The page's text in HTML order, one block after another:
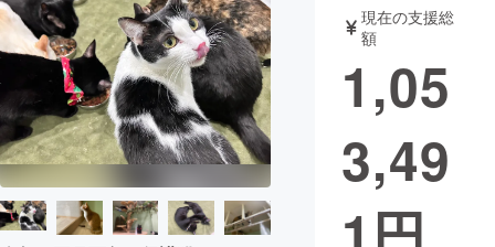
アート・写真 音楽
テクノロジー・ガジェット ゲーム・サ
映像・映画
ビジネス・起業
現在の支援総
額
1,05
3,49